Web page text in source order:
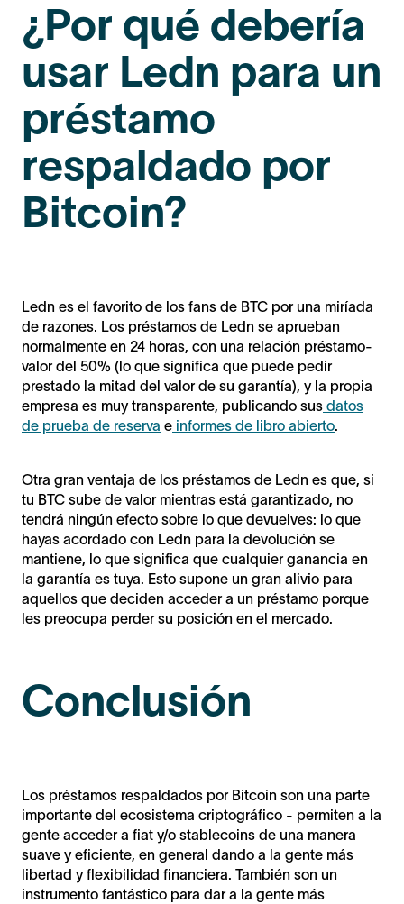
¿Por qué debería
usar Ledn para un
préstamo
respaldado por
Bitcoin?
Ledn es el favorito de los fans de BTC por una miríada
de razones. Los préstamos de Ledn se aprueban
normalmente en 24 horas, con una relación préstamo-
valor del 50% (lo que significa que puede pedir
prestado la mitad del valor de su garantía), y la propia
empresa es muy transparente, publicando sus datos
de prueba de reserva e informes de libro abierto
Otra gran ventaja de los préstamos de Ledn es que, si
tu BTC sube de valor mientras está garantizado, no
tendrá ningún efecto sobre lo que devuelves: lo que
hayas acordado con Ledn para la devolución se
mantiene, lo que significa que cualquier ganancia en
la garantía es tuya. Esto supone un gran alivio para
aquellos que deciden acceder a un préstamo porque
les preocupa perder su posición en el mercado.
Conclusión
Los préstamos respaldados por Bitcoin son una parte
importante del ecosistema criptográfico - permiten a la
gente acceder a fiat y/o stablecoins de una manera
suave y eficiente, en general dando a la gente más
libertad y flexibilidad financiera. También son un
instrumento fantástico para dar a la gente más